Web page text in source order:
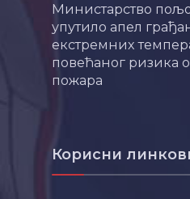
Министарство
упутило апел
екстремних
повећаног ризика
пожара
Корисни